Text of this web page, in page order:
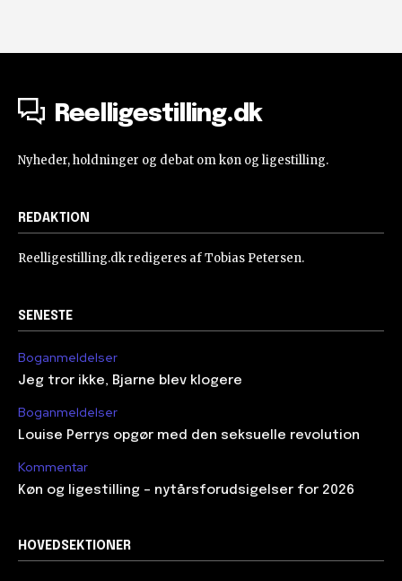
Reelligestilling.dk
Nyheder, holdninger og debat om køn og ligestilling.
REDAKTION
Reelligestilling.dk redigeres af Tobias Petersen.
SENESTE
Boganmeldelser
Jeg tror ikke, Bjarne blev klogere
Boganmeldelser
Louise Perrys opgør med den seksuelle revolution
Kommentar
Køn og ligestilling – nytårsforudsigelser for 2026
HOVEDSEKTIONER